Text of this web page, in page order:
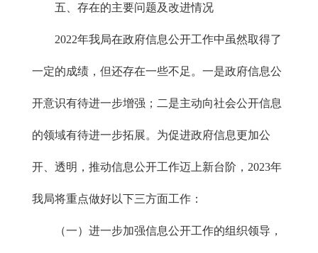
五、存在的主要问题及改进情况
2022年我局在政府信息公开工作中虽然取得了
一定的成绩，但还存在一些不足。一是政府信息公
开意识有待进一步增强；二是主动向社会公开信息
的领域有待进一步拓展。为促进政府信息更加公
开、透明，推动信息公开工作迈上新台阶，2023年
我局将重点做好以下三方面工作：
（一）进一步加强信息公开工作的组织领导，